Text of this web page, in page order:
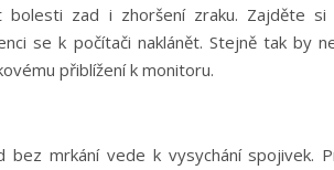
bolesti zad i zhoršení zraku. Zajděte
se k počítači naklánět. Stejně tak by
přiblížení k monitoru.
bez mrkání vede k vysychání spojivek.